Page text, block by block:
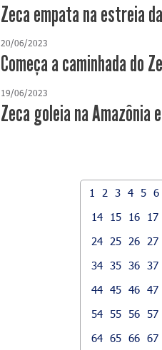
Zeca empata na estreia
20/06/2023
Começa a caminhada do
19/06/2023
Zeca goleia na Amazônia
1 2 3 4 5 6
14
15 16 17
24
25 26 27
34 35 36 37
44 45 46 47
54 55 56 57
64 65 66 67